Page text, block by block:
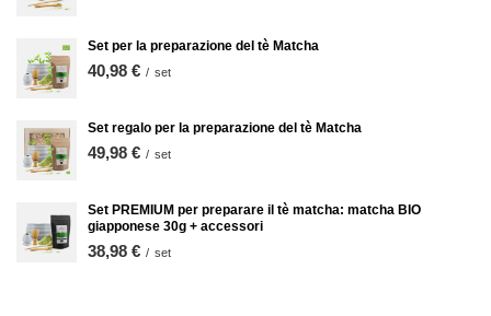
Set per la preparazione del tè Matcha
40,98 € / set
Set regalo per la preparazione del tè Matcha
49,98 € / set
Set PREMIUM per preparare il tè matcha: matcha BIO
giapponese 30g + accessori
38,98 € / set